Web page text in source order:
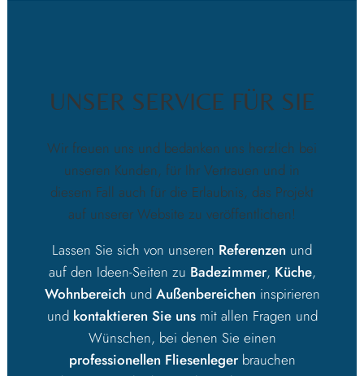
UNSER SERVICE FÜR SIE
Wir freuen uns und bedanken uns herzlich bei
unseren Kunden, für Ihr Vertrauen und in
diesem Fall auch für die Erlaubnis, das Projekt
auf unserer Website zu veröffentlichen!
Lassen Sie sich von unseren Referenzen und
auf den Ideen-Seiten zu Badezimmer, Küche,
Wohnbereich und Außenbereichen inspirieren
und kontaktieren Sie unsmit allen Fragen und
Wünschen, bei denen Sie einen
professionellen Fliesenlegerbrauchen